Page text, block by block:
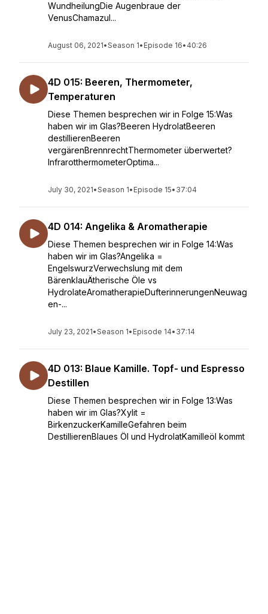
WundheilungDie Augenbraue der
VenusChamazul...
August 06, 2021•Season 1• Episode 16• 40:26
4D 015: Beeren, Thermometer,
Temperaturen
Diese Themen besprechen wir in Folge 15:Was
haben wir im Glas?Beeren HydrolatBeeren
destillierenBeeren
vergärenBrennrechtThermometer überwertet?
InfrarotthermometerOptima...
July 30, 2021•Season 1• Episode 15• 37:04
4D 014: Angelika & Aromatherapie
Diese Themen besprechen wir in Folge 14:Was
haben wir im Glas?Angelika =
EngelswurzVerwechslung mit dem
BärenklauÄtherische Öle vs
HydrolateAromatherapieDufterinnerungenNeuwag
en-...
July 23, 2021•Season 1• Episode 14• 37:14
4D 013: Blaue Kamille. Topf- und Espresso
Destillen
Diese Themen besprechen wir in Folge 13:Was
haben wir im Glas?Xylit =
BirkenzuckerKamilleGefahren beim
DestillierenBlaues Öl und HydrolatKamilleöl kommt